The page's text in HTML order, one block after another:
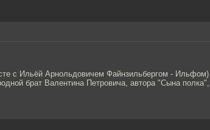
с Ильёй Арнольдовичем Файнзильбергом -
брат Валентина Петровича, автора "Сына